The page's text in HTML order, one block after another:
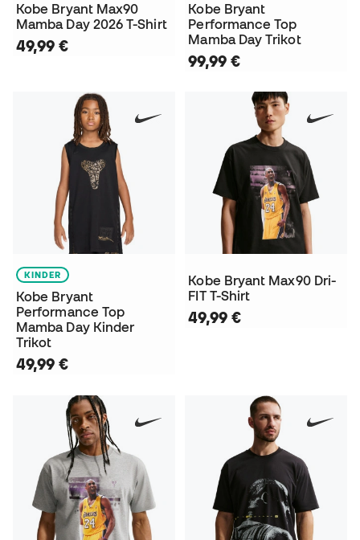
Kobe Bryant Max90
Mamba Day 2026 T-Shirt
49,99 €
Kobe Bryant
Performance Top
Mamba Day Trikot
99,99 €
KINDER
Kobe Bryant
Performance Top
Mamba Day Kinder
Trikot
49,99 €
Kobe Bryant Max90 Dri-
FIT T-Shirt
49,99 €